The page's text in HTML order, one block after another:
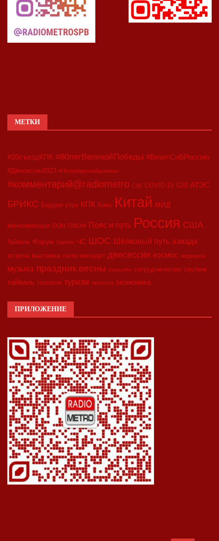
МЕТКИ
#20съездКПК #80летВеликойПобеды #ВизитСиВРоссию
#Двесессии2023 #Петербургскийдневник
#комментарий@radiometro CIIE COVID-19 G20 АТЭС
БРИКС Бодрое утро КПК Кино Китай МИД
Минкоммерции ООН ПМЭФ Пояс и путь Россия США
Тайвань Форум Харбин ЧС ШОС Шёлковый путь азиада
встреча выставка гала-концерт двесессии космос медицина
музыка праздник весны синьцзян сотрудничество спутник
тайвань торговля туризм экология экономика
ПРИЛОЖЕНИЕ